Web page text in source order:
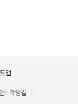
맵
: 곽영길